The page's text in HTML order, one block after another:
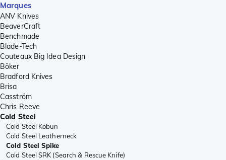
Marques
ANV Knives
BeaverCraft
Benchmade
Blade-Tech
Couteaux Big Idea Design
Böker
Bradford Knives
Brisa
Casström
Chris Reeve
Cold Steel
Cold Steel Kobun
Cold Steel Leatherneck
Cold Steel Spike
Cold Steel SRK (Search & Rescue Knife)